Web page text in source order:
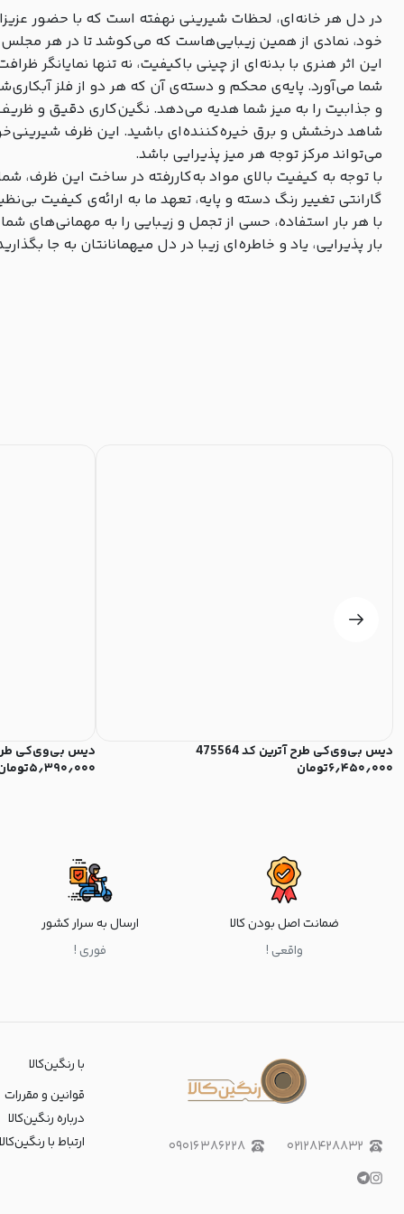
در دل هر خانه‌ای، لحظات شیرینی نهفته است که با حضور
خود، نمادی از همین زیبایی‌هاست که می‌کوشد تا در هر
این اثر هنری با بدنه‌ای از چینی باکیفیت، نه تنها
و جذابیت را به میز شما هدیه می‌دهد. نگین‌کاری دقیق و
شاهد درخشش و برق خیره‌کننده‌ای باشید. این ظرف
می‌تواند مرکز توجه هر میز پذیرایی باشد.
گارانتی تغییر رنگ دسته و پایه، تعهد ما به ارائه‌ی
با هر بار استفاده، حسی از تجمل و زیبایی را به مهمانی‌های
بار پذیرایی، یاد و خاطره‌ای زیبا در دل میهمانانتان به جا
دیس بی‌وی‌کی طرح آترین کد 475564
۶٫۴۵۰٫۰۰۰تومان
دیس بی‌وی‌کی طرح
۵٫۳۹۰٫۰۰۰
ضمانت اصل بودن کالا
واقعی !
ارسال به سرار کشور
فوری !
۰۲۱۲۸۴۲۸۸۳۲ ۰۹۰۱۶۳۸۶۲۲۸
با رنگین‌کالا
قوانین و مقررات
درباره رنگین‌کالا
ارتباط با رنگین‌کالا